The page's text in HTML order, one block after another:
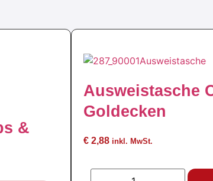
&
Ausweistasche
Goldecken
€2,88 inkl. MwSt.